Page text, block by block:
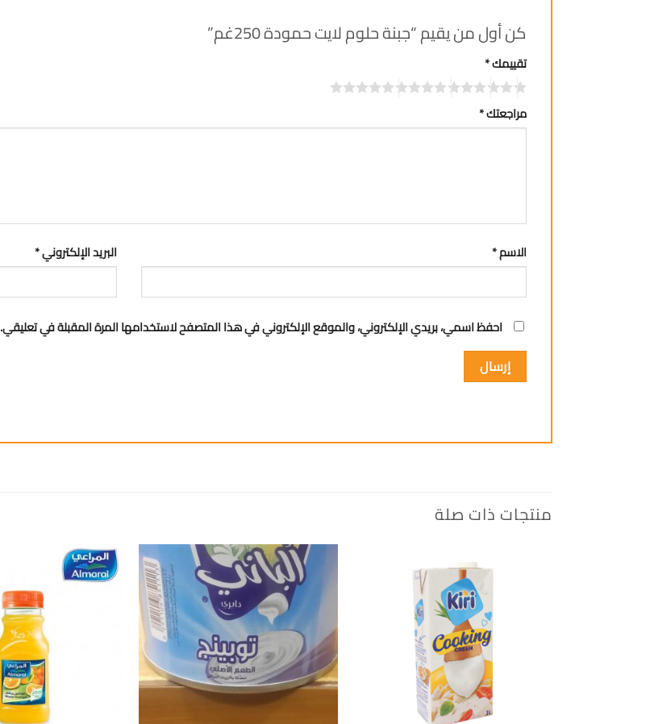
كن أول من يقيم “جبنة حلوم لايت حمودة 250غم”
تقييمك*
مراجعتك*
الاسم* البريد الإلكتروني*
احفظ اسمي، بريدي الإلكتروني، والموقع الإلكتروني في هذا المتصفح لاستخدامها المرة المقبلة في تعليقي.
منتجات ذات صلة
إضافة
الى
المفضلة